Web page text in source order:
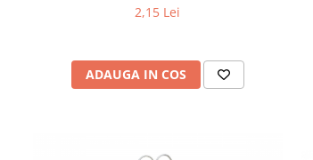
2,15 Lei
ADAUGA IN COS